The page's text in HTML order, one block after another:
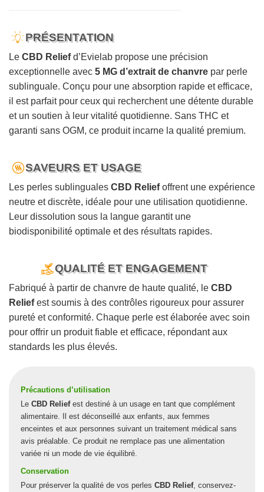
PRÉSENTATION
Le CBD Reliefd’Evielab propose une précision
exceptionnelle avec 5 MG d’extrait de chanvre par perle
sublinguale. Conçu pour une absorption rapide et efficace,
il est parfait pour ceux qui recherchent une détente durable
et un soutien à leur vitalité quotidienne. Sans THC et
garanti sans OGM, ce produit incarne la qualité premium.
SAVEURS ET USAGE
Les perles sublinguales CBD Reliefoffrent une expérience
neutre et discrète, idéale pour une utilisation quotidienne.
Leur dissolution sous la langue garantit une
biodisponibilité optimale et des résultats rapides.
QUALITÉ ET ENGAGEMENT
Fabriqué à partir de chanvre de haute qualité, le CBD
Reliefest soumis à des contrôles rigoureux pour assurer
pureté et conformité. Chaque perle est élaborée avec soin
pour offrir un produit fiable et efficace, répondant aux
standards les plus élevés.
Précautions d’utilisation
Le CBD Reliefest destiné à un usage en tant que complément
alimentaire. Il est déconseillé aux enfants, aux femmes
enceintes et aux personnes suivant un traitement médical sans
avis préalable. Ce produit ne remplace pas une alimentation
variée ni un mode de vie équilibré.
Conservation
Pour préserver la qualité de vos perles CBD Relief, conservez-